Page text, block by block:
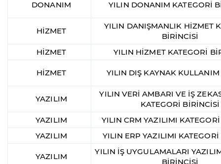
DONANIM YILIN DONANIM KATEGORİ
HİZMET
YILIN DANIŞMANLIK HİZMET
BİRİNCİSİ
HİZMET
YILIN HİZMET KATEGORİ
HİZMET YILIN DIŞ KAYNAK
YAZILIM
YILIN VERİ AMBARI VE İŞ
KATEGORİ BİRİNCİSİ
YAZILIM
YILIN CRM YAZILIMI
YAZILIM
YILIN ERP YAZILIMI
YAZILIM
YILIN İŞ UYGULAMALARI
BİRİNCİSİ